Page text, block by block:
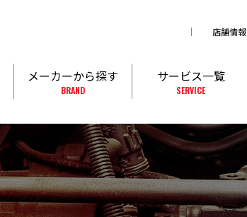
店舗情報
メーカーから探す
BRAND
サービス一覧
SERVICE